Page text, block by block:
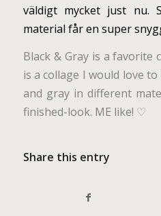
väldigt mycket just nu.
material får en super
Black & Gray is a favorite
is a collage I would love
and gray in different
finished-look. ME like! ♡
Share this entry